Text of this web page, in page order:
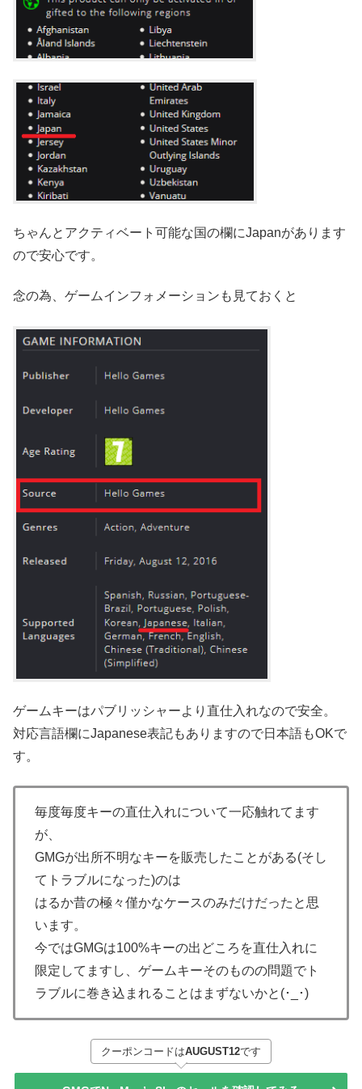
ちゃんとアクティベート可能な国の欄にJapanがあります
ので安心です。
念の為、ゲームインフォメーションも見ておくと
ゲームキーはパブリッシャーより直仕入れなので安全。
対応言語欄にJapanese表記もありますので日本語もOKで
す。
毎度毎度キーの直仕入れについて一応触れてます
が、
GMGが出所不明なキーを販売したことがある(そし
てトラブルになった)のは
はるか昔の極々僅かなケースのみだけだったと思
います。
今ではGMGは100%キーの出どころを直仕入れに
限定してますし、ゲームキーそのものの問題でト
ラブルに巻き込まれることはまずないかと(･_･)
クーポンコードはAUGUST12です